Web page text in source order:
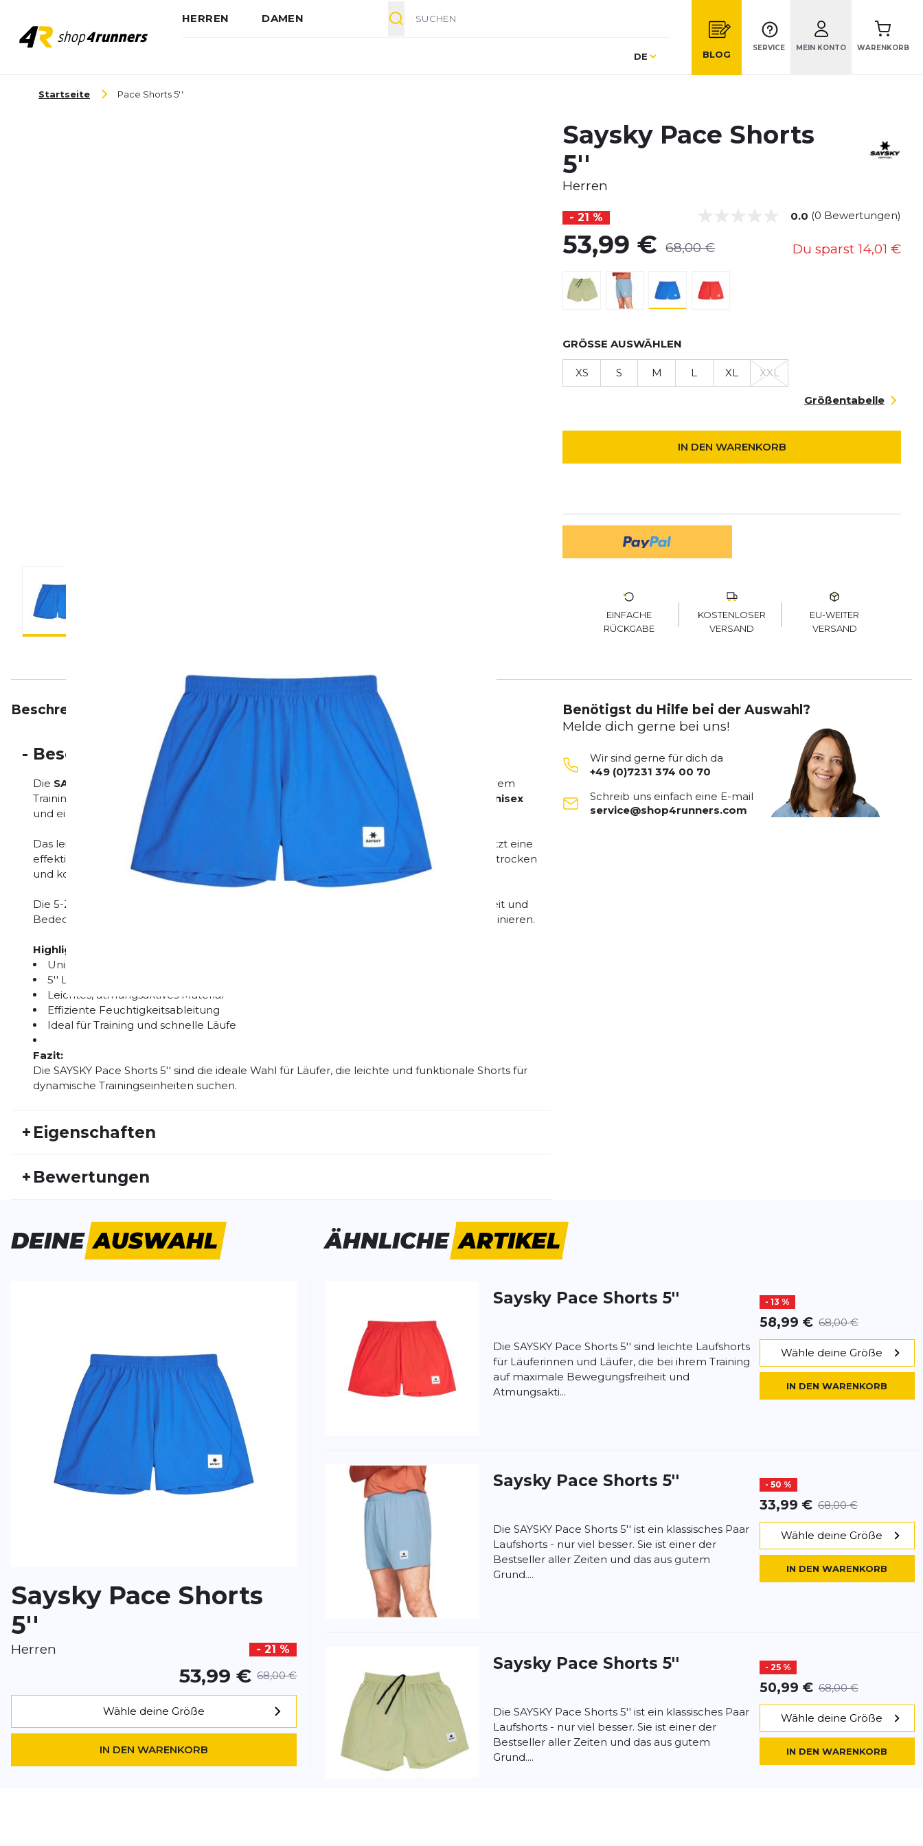
HERREN DAMEN
Sprache
DE BLOG
SERVICE MEIN KONTO WARENKORB
Startseite Pace Shorts 5''
Saysky Pace Shorts
5''
Herren
- 21 % 0.0 (0 Bewertungen)
53,99 € 68,00 € Du sparst 14,01 €
GRÖSSE AUSWÄHLEN
XS S M L XL XXL
Größentabelle
IN DEN WARENKORB
EINFACHE
RÜCKGABE
KOSTENLOSER
VERSAND
EU-WEITER
VERSAND
Beschreibung EigenschaftenBewertungen
- Beschreibung
Die SAYSKY Pace Shorts 5''
sind leichte Laufshorts für Läuferinnen und Läufer, die bei ihrem
Training auf maximale Bewegungsfreiheit und Atmungsaktivität setzen. Die Shorts sind
Unisex
und eignen sich ideal für schnelle Einheiten und tägliches Lauftraining.
Das leichte, atmungsaktive Material sorgt für ein angenehmes Tragegefühl und unterstützt eine
effektive Feuchtigkeitsableitung. Dadurch bleiben die Shorts auch bei intensiven Läufen trocken
und komfortabel.
Die 5-Zoll-Länge bietet eine sportliche Passform mit optimaler Balance aus Beweglichkeit und
Bedeckung. Durch das minimalistische Design lassen sich die Pace Shorts vielseitig kombinieren.
Highlights:
Unisex-Laufshorts ohne Innenhose
5'' Länge für hohe Bewegungsfreiheit
Leichtes, atmungsaktives Material
Effiziente Feuchtigkeitsableitung
Ideal für Training und schnelle Läufe
Fazit:
Die SAYSKY Pace Shorts 5'' sind die ideale Wahl für Läufer, die leichte und funktionale Shorts für
dynamische Trainingseinheiten suchen.
+ Eigenschaften
Geschlecht:
+ Bewertungen
Bisher hat noch niemand dieses Produkt bewertet.
SCHREIBE EINE BEWERTUNG
Überschrift
Überschrift
Rezension
Rezension
Dieses Formular ist durch reCAPTCHA geschützt – es gelten die Datenschutzbestimmungen und Nutzungsbedingungen
Google.
Benötigst du Hilfe bei der Auswahl?
Melde dich gerne bei uns!
Wir sind gerne für dich da
+49 (0)7231 374 00 70
Schreib uns einfach eine E-mail
service@shop4runners.com
DEINEAUSWAHL
Saysky Pace Shorts
5''
Herren - 21 %
53,99 € 68,00 €
Wähle deine Größe
IN DEN WARENKORB
ÄHNLICHEARTIKEL
Saysky Pace Shorts 5'' - 13 %
58,99 € 68,00 €
Die SAYSKY Pace Shorts 5'' sind leichte Laufshorts
für Läuferinnen und Läufer, die bei ihrem Training
auf maximale Bewegungsfreiheit und
Atmungsakti...
Wähle deine Größe
IN DEN WARENKORB
Saysky Pace Shorts 5'' - 50 %
33,99 € 68,00 €
Die SAYSKY Pace Shorts 5'' ist ein klassisches Paar
Laufshorts - nur viel besser. Sie ist einer der
Bestseller aller Zeiten und das aus gutem
Grund....
Wähle deine Größe
IN DEN WARENKORB
Saysky Pace Shorts 5'' - 25 %
50,99 € 68,00 €
Die SAYSKY Pace Shorts 5'' ist ein klassisches Paar
Laufshorts - nur viel besser. Sie ist einer der
Bestseller aller Zeiten und das aus gutem
Grund....
Wähle deine Größe
IN DEN WARENKORB